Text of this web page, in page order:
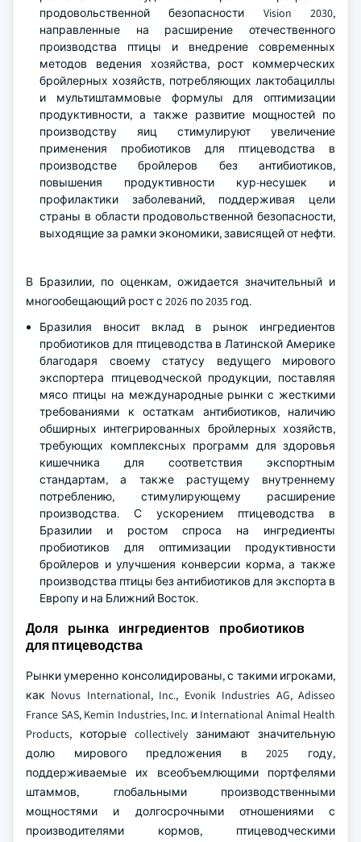
продовольственной безопасности Vision 2030,
направленные на расширение отечественного
производства птицы и внедрение современных
методов ведения хозяйства, рост коммерческих
бройлерных хозяйств, потребляющих лактобациллы
и мультиштаммовые формулы для оптимизации
продуктивности, а также развитие мощностей по
производству яиц стимулируют увеличение
применения пробиотиков для птицеводства в
производстве бройлеров без антибиотиков,
повышения продуктивности кур-несушек и
профилактики заболеваний, поддерживая цели
страны в области продовольственной безопасности,
выходящие за рамки экономики, зависящей от нефти.
В Бразилии, по оценкам, ожидается значительный и
многообещающий рост с 2026 по 2035 год.
Бразилия вносит вклад в рынок ингредиентов
пробиотиков для птицеводства в Латинской Америке
благодаря своему статусу ведущего мирового
экспортера птицеводческой продукции, поставляя
мясо птицы на международные рынки с жесткими
требованиями к остаткам антибиотиков, наличию
обширных интегрированных бройлерных хозяйств,
требующих комплексных программ для здоровья
кишечника для соответствия экспортным
стандартам, а также растущему внутреннему
потреблению, стимулирующему расширение
производства. С ускорением птицеводства в
Бразилии и ростом спроса на ингредиенты
пробиотиков для оптимизации продуктивности
бройлеров и улучшения конверсии корма, а также
производства птицы без антибиотиков для экспорта в
Европу и на Ближний Восток.
Доля рынка ингредиентов пробиотиков
для птицеводства
Рынки умеренно консолидированы, с такими игроками,
как Novus International, Inc., Evonik Industries AG, Adisseo
France SAS, Kemin Industries, Inc. и International Animal Health
Products, которые collectively занимают значительную
долю мирового предложения в 2025 году,
поддерживаемые их всеобъемлющими портфелями
штаммов, глобальными производственными
мощностями и долгосрочными отношениями с
производителями кормов, птицеводческими